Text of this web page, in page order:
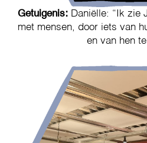
Getuigenis: Daniëlle: “Ik zie
met mensen, door iets van
en van hen